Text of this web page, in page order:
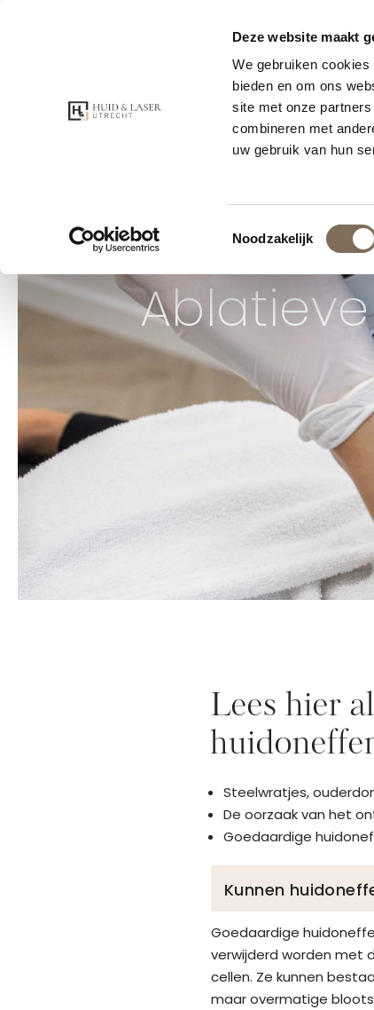
Deze website maakt
We gebruiken
bieden en om ons
site met onze
combineren met
uw gebruik van hun
Toestemmingsselectie
Noodzakelijk
GRATIS
Lees hier
Steelwratjes,
De oorzaak van het
Goedaardige
Kunnen
Goedaardige
verwijderd worden met
cellen. Ze kunnen
maar overmatige